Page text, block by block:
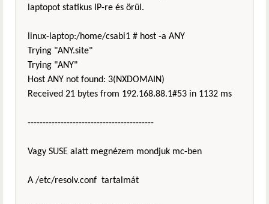
laptopot statikus IP-re és örül.
linux-laptop:/home/csabi1 # host -a ANY
Trying "ANY.site"
Trying "ANY"
Host ANY not found: 3(NXDOMAIN)
Received 21 bytes from 192.168.88.1#53 in 1132 ms
------------------------------------------
Vagy SUSE alatt megnézem mondjuk mc-ben
A /etc/resolv.conf tartalmát